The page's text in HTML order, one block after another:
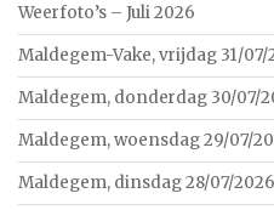
Weerfoto’s – Juli 2026
Maldegem-Vake, vrijdag 31/07/
Maldegem, donderdag 30/07/
Maldegem, woensdag 29/07/
Maldegem, dinsdag 28/07/2026